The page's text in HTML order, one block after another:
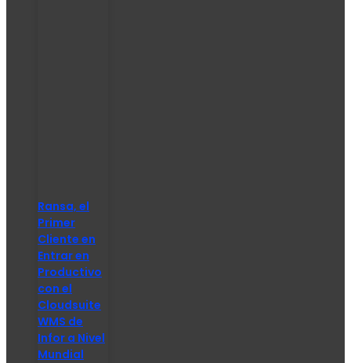
Ransa, el
Primer
Cliente en
Entrar en
Productivo
con el
Cloudsuite
WMS de
Infor a Nivel
Mundial